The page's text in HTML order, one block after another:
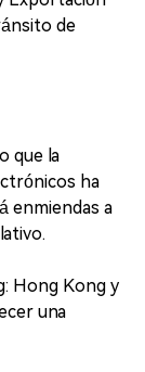
de
que la
ha
enmiendas a
Hong Kong y
una